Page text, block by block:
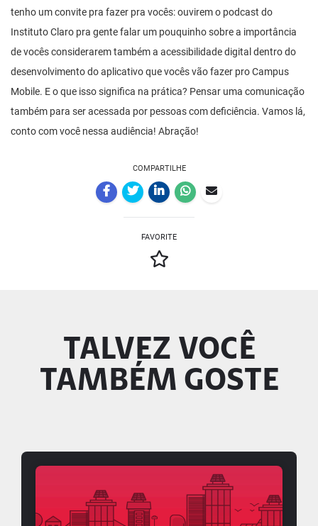
tenho um convite pra fazer pra vocês: ouvirem o podcast do
Instituto Claro pra gente falar um pouquinho sobre a importância
de vocês considerarem também a acessibilidade digital dentro do
desenvolvimento do aplicativo que vocês vão fazer pro Campus
Mobile. E o que isso significa na prática? Pensar uma comunicação
também para ser acessada por pessoas com deficiência. Vamos lá,
conto com você nessa audiência! Abração!
COMPARTILHE
FAVORITE
TALVEZ VOCÊ
TAMBÉM GOSTE